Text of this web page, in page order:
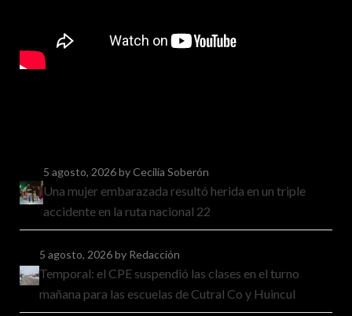
5 agosto, 2026by Cecilia Soberón
Una mujer embarazada resultó herida en un triple
accidente en la ruta nacional 22
5 agosto, 2026by Redacción
Temporal: el CPE suspendió las clases en el turno
mañana para las escuelas de Cutral Co y Huincul